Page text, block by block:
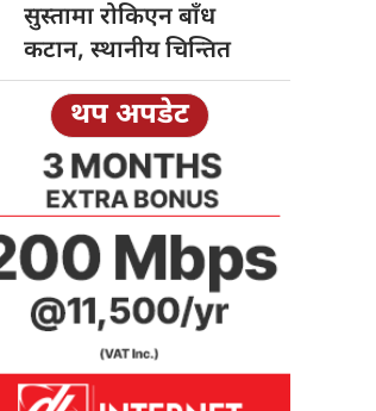
सुस्तामा रोकिएनबाँध
कटान, स्थानीय चिन्तित
थप अपडेट